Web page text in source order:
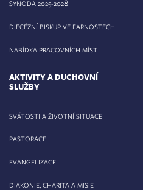
SYNODA 2025-2028
DIECÉZNÍ BISKUP VE FARNOSTECH
NABÍDKA PRACOVNÍCH MÍST
AKTIVITY A DUCHOVNÍ
SLUŽBY
SVÁTOSTI A ŽIVOTNÍ SITUACE
PASTORACE
EVANGELIZACE
DIAKONIE, CHARITA A MISIE